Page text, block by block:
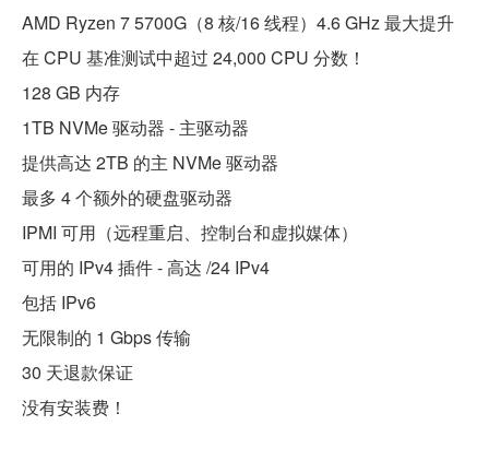
AMD Ryzen 7 5700G（8 核/16 线程）4.6 GHz 最大提升
在 CPU 基准测试中超过 24,000 CPU 分数！
128 GB 内存
1TB NVMe 驱动器 - 主驱动器
提供高达 2TB 的主 NVMe 驱动器
最多 4 个额外的硬盘驱动器
IPMI 可用（远程重启、控制台和虚拟媒体）
可用的 IPv4 插件 - 高达 /24 IPv4
包括 IPv6
无限制的 1 Gbps 传输
30 天退款保证
没有安装费！